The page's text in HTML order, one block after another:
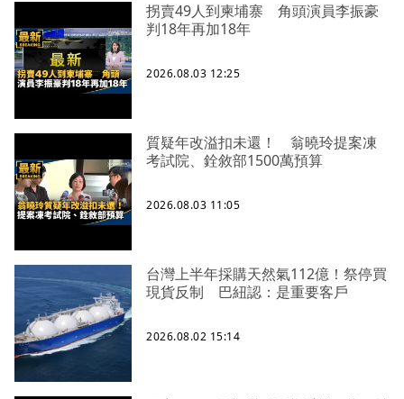
拐賣49人到柬埔寨 角頭演員李振豪
判18年再加18年
2026.08.03 12:25
質疑年改溢扣未還！ 翁曉玲提案凍
考試院、銓敘部1500萬預算
2026.08.03 11:05
台灣上半年採購天然氣112億！祭停買
現貨反制 巴紐認：是重要客戶
2026.08.02 15:14